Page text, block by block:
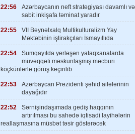
22:56
Azərbaycanın neft strategiyası davamlı və
sabit inkişafa təminat yaradır
22:55
VII Beynəlxalq Multikulturalizm Yay
Məktəbinin iştirakçıları İsmayıllıda
22:54
Sumqayıtda yerləşən yataqxanalarda
müvəqqəti məskunlaşmış məcburi
köçkünlərlə görüş keçirilib
22:53
Azərbaycan Prezidenti şəhid ailələrinin
dayağıdır
22:52
Sərnişindaşımada gediş haqqının
artırılması bu sahədə iqtisadi layihələrin
reallaşmasına müsbət təsir göstərəcək